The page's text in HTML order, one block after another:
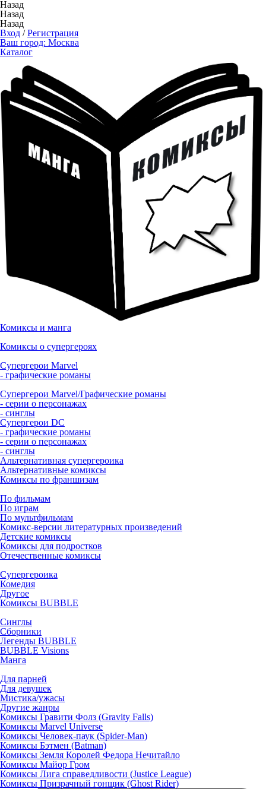
Назад
Назад
Назад
Вход /Регистрация
Ваш город: Москва
Каталог
Комиксы и манга
Комиксы о супергероях
Супергерои Marvel
- графические романы
Супергерои Marvel/Графические романы
- серии о персонажах
- синглы
Супергерои DC
- графические романы
- серии о персонажах
- синглы
Альтернативная супергероика
Альтернативные комиксы
Комиксы по франшизам
По фильмам
По играм
По мультфильмам
Комикс-версии литературных произведений
Детские комиксы
Комиксы для подростков
Отечественные комиксы
Супергероика
Комедия
Другое
Комиксы BUBBLE
Синглы
Сборники
Легенды BUBBLE
BUBBLE Visions
Манга
Для парней
Для девушек
Мистика/ужасы
Другие жанры
Комиксы Гравити Фолз (Gravity Falls)
Комиксы Marvel Universe
Комиксы Человек-паук (Spider-Man)
Комиксы Бэтмен (Batman)
Комиксы Земля Королей Федора Нечитайло
Комиксы Майор Гром
Комиксы Лига справедливости (Justice League)
Комиксы Призрачный гонщик (Ghost Rider)